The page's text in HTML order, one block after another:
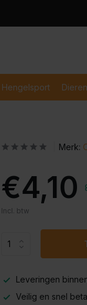
Veilig en
Hengelsport Dieren
Merk:
€4,10
Incl. btw
Leveringen
Veilig en snel